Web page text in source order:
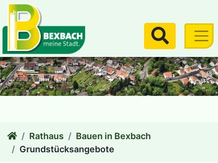
zum Inhalt
Suchen
Rathaus
Bauen in Bexbach
Grundstücksangebote